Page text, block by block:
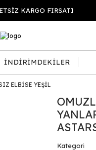
KARGO FIRSATI
İNDİRİMDEKİLER
ELBİSE YEŞİL
Kategori